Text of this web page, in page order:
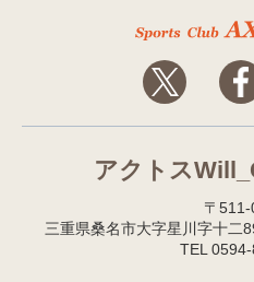
アクトス
〒511-
三重県桑名市大字星川字十二
TEL